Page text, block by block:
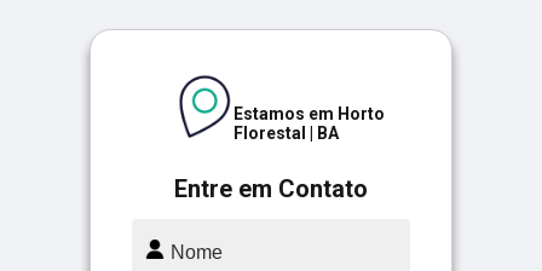
Entre em Contato
Estamos em Horto
Florestal | BA